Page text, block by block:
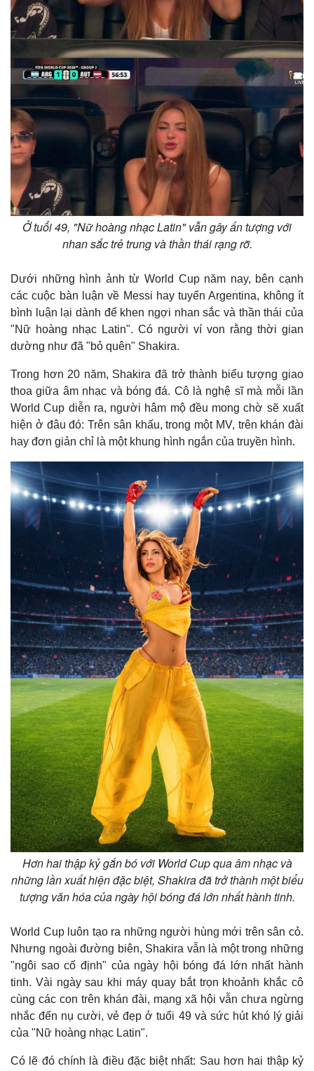
Kinh tế
Bất động sản
Khởi nghiệp
Thị trường
Giá vàng
Tiêu dùng
Tỷ giá
Chứng khoán
Giá cà phê
Ở tuổi 49, "Nữ hoàng nhạc Latin" vẫn gây ấn tượng với
nhan sắc trẻ trung và thần thái rạng rỡ.
Dưới những hình ảnh từ World Cup năm nay, bên cạnh
các cuộc bàn luận về Messi hay tuyển Argentina, không ít
bình luận lại dành để khen ngợi nhan sắc và thần thái của
"Nữ hoàng nhạc Latin". Có người ví von rằng thời gian
dường như đã "bỏ quên" Shakira.
Trong hơn 20 năm, Shakira đã trở thành biểu tượng giao
thoa giữa âm nhạc và bóng đá. Cô là nghệ sĩ mà mỗi lần
World Cup diễn ra, người hâm mộ đều mong chờ sẽ xuất
hiện ở đâu đó: Trên sân khấu, trong một MV, trên khán đài
hay đơn giản chỉ là một khung hình ngắn của truyền hình.
Hơn hai thập kỷ gắn bó với World Cup qua âm nhạc và
những lần xuất hiện đặc biệt, Shakira đã trở thành một biểu
tượng văn hóa của ngày hội bóng đá lớn nhất hành tinh.
World Cup luôn tạo ra những người hùng mới trên sân cỏ.
Nhưng ngoài đường biên, Shakira vẫn là một trong những
"ngôi sao cố định" của ngày hội bóng đá lớn nhất hành
tinh. Vài ngày sau khi máy quay bắt trọn khoảnh khắc cô
cùng các con trên khán đài, mạng xã hội vẫn chưa ngừng
nhắc đến nụ cười, vẻ đẹp ở tuổi 49 và sức hút khó lý giải
của "Nữ hoàng nhạc Latin".
Có lẽ đó chính là điều đặc biệt nhất: Sau hơn hai thập kỷ